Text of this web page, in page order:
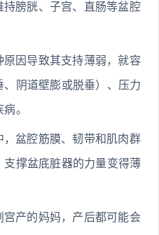
膀胱、子宫、直肠等盆腔
因导致其支持薄弱，就容
阴道壁膨或脱垂）、压力
。
盆腔筋膜、韧带和肌肉群
撑盆底脏器的力量变得薄
产的妈妈，产后都可能会